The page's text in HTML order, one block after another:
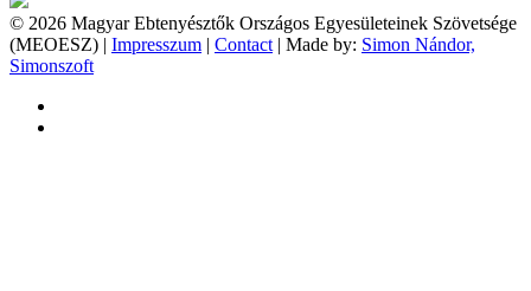
© 2026 Magyar Ebtenyésztők Országos Egyesületeinek Szövetsége
(MEOESZ) | Impresszum | Contact | Made by: Simon Nándor,
Simonszoft